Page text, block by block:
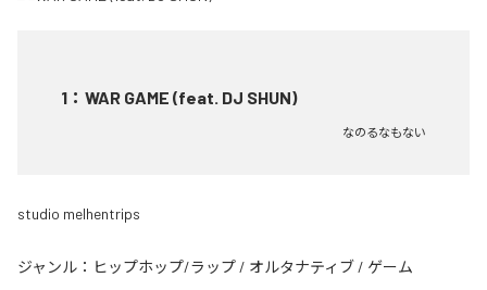
1 ： WAR GAME (feat. DJ SHUN)
なのるなもない
studio melhentrips
ジャンル： ヒップホップ/ラップ / オルタナティブ / ゲーム